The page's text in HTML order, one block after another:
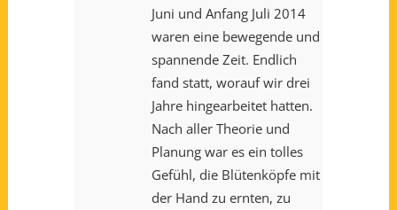
Juni und Anfang Juli 2014
waren eine bewegende und
spannende Zeit. Endlich
fand statt, worauf wir drei
Jahre hingearbeitet hatten.
Nach aller Theorie und
Planung war es ein tolles
Gefühl, die Blütenköpfe mit
der Hand zu ernten, zu